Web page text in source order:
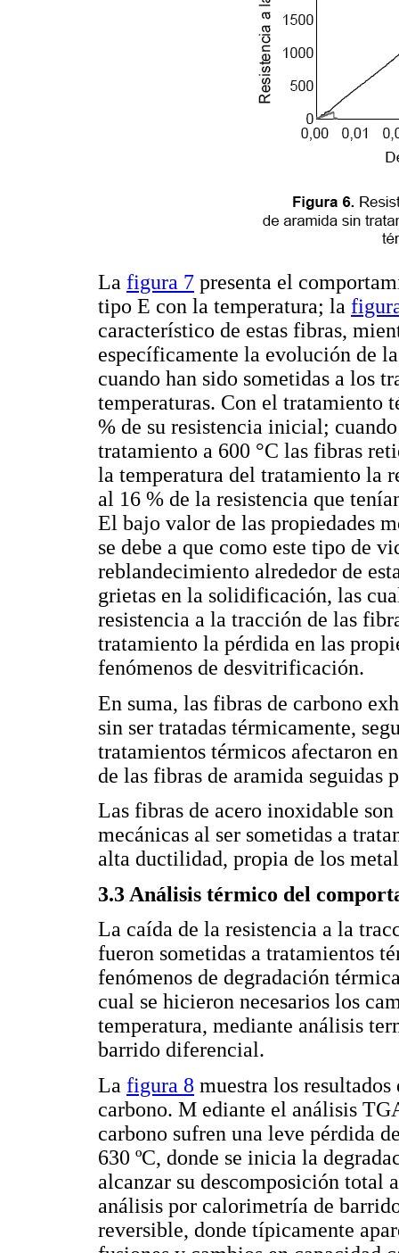
La figura 7 presenta el
tipo E con la temperatura; la
característico de estas fibras,
específicamente la evolución de
cuando han sido sometidas a los
temperaturas. Con el tratamiento
% de su resistencia inicial;
tratamiento a 600 °C las fibras
la temperatura del tratamiento la
al 16 % de la resistencia que
El bajo valor de las propiedades
se debe a que como este tipo de
reblandecimiento alrededor de
grietas en la solidificación, las
resistencia a la tracción de las
tratamiento la pérdida en las
fenómenos de desvitrificación.
En suma, las fibras de carbono
sin ser tratadas térmicamente,
tratamientos térmicos afectaron
de las fibras de aramida seguidas
Las fibras de acero inoxidable
mecánicas al ser sometidas a
alta ductilidad, propia de los
3.3 Análisis térmico del
La caída de la resistencia a la
fueron sometidas a tratamientos
fenómenos de degradación
cual se hicieron necesarios los
temperatura, mediante análisis
barrido diferencial.
La figura 8 muestra los
carbono. M ediante el análisis
carbono sufren una leve pérdida
630 ºC, donde se inicia la
alcanzar su descomposición total
análisis por calorimetría de
reversible, donde típicamente